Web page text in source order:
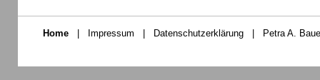
Home Impressum Datenschutzerklärung Petra A.